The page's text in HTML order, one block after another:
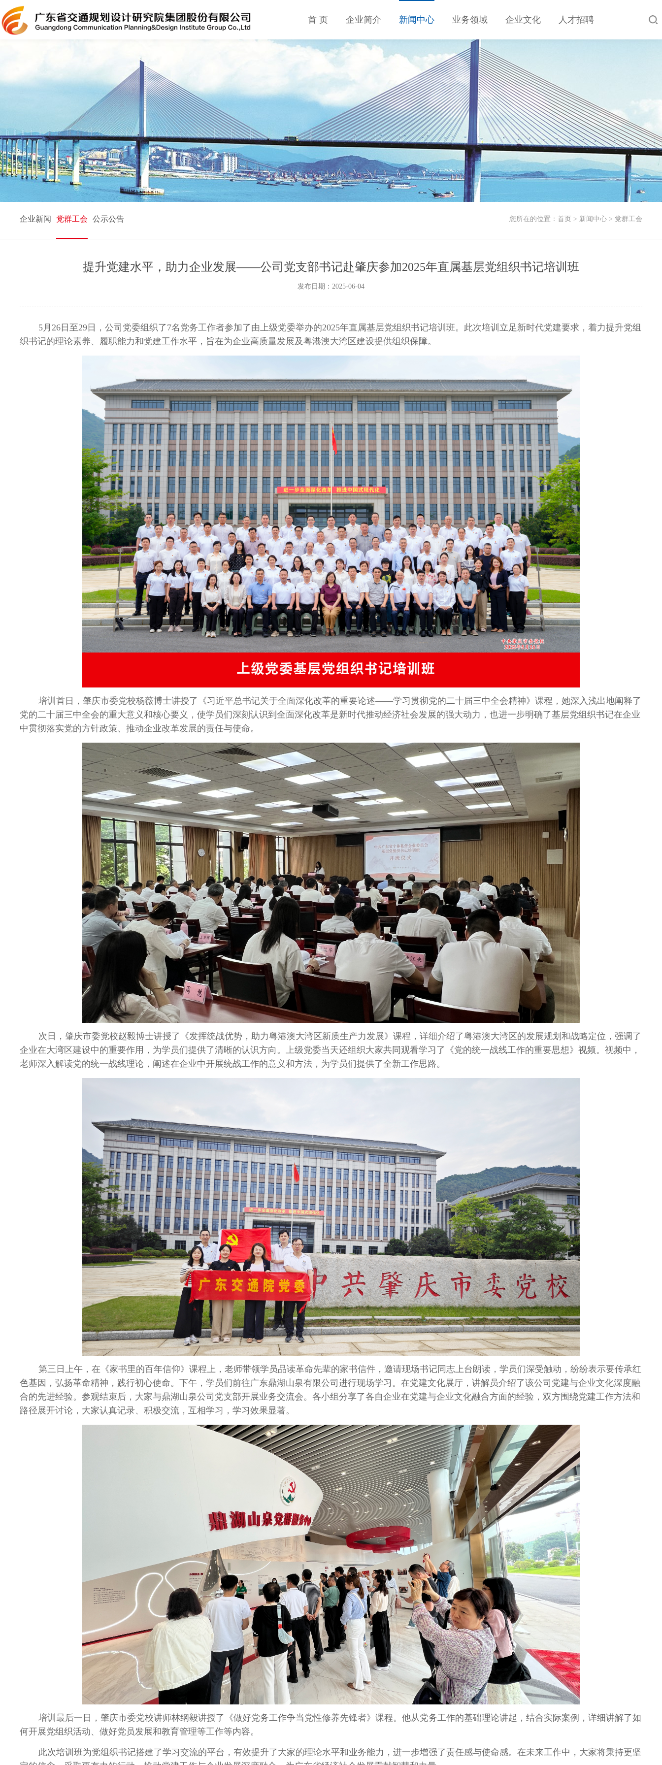
首 页 企业简介 新闻中心 业务领域 企业文化 人才招聘
您所在的位置： 首页 > 新闻中心> 党群工会
企业新闻 党群工会 公示公告
提升党建水平，助力企业发展——公司党支部书记赴肇庆参加2025年直属基层党组织书记培训班
发布日期：2025-06-04
5月26 日至29 日，公司党委组织了7名党务工作者参加了由上级党委举办的2025年直属基层党组织书记培训班。此次培训立足新时代党建要求，着力提升党组
织书记的理论素养、履职能力和党建工作水平，旨在为企业高质量发展及粤港澳大湾区建设提供组织保障。
培训首日，肇庆市委党校杨薇博士讲授了《习近平总书记关于全面深化改革的重要论述——学习贯彻党的二十届三中全会精神》课程，她深入浅出地阐释了
党的二十届三中全会的重大意义和核心要义，使学员们深刻认识到全面深化改革是新时代推动经济社会发展的强大动力，也进一步明确了基层党组织书记在企业
中贯彻落实党的方针政策、推动企业改革发展的责任与使命。
次日，肇庆市委党校赵毅博士讲授了《发挥统战优势，助力粤港澳大湾区新质生产力发展》课程，详细介绍了粤港澳大湾区的发展规划和战略定位，强调了
企业在大湾区建设中的重要作用，为学员们提供了清晰的认识方向。上级党委当天还组织大家共同观看学习了《党的统一战线工作的重要思想》视频。视频中，
老师深入解读党的统一战线理论，阐述在企业中开展统战工作的意义和方法，为学员们提供了全新工作思路。
第三日上午，在《家书里的百年信仰》课程上，老师带领学员品读革命先辈的家书信件，邀请现场书记同志上台朗读，学员们深受触动，纷纷表示要传承红
色基因，弘扬革命精神，践行初心使命。下午，学员们前往广东鼎湖山泉有限公司进行现场学习。在党建文化展厅，讲解员介绍了该公司党建与企业文化深度融
合的先进经验。参观结束后，大家与鼎湖山泉公司党支部开展业务交流会。各小组分享了各自企业在党建与企业文化融合方面的经验，双方围绕党建工作方法和
路径展开讨论，大家认真记录、积极交流，互相学习，学习效果显著。
培训最后一日，肇庆市委党校讲师林纲毅讲授了《做好党务工作争当党性修养先锋者》课程。他从党务工作的基础理论讲起，结合实际案例，详细讲解了如
何开展党组织活动、做好党员发展和教育管理等工作等内容。
此次培训班为党组织书记搭建了学习交流的平台，有效提升了大家的理论水平和业务能力，进一步增强了责任感与使命感。在未来工作中，大家将秉持更坚